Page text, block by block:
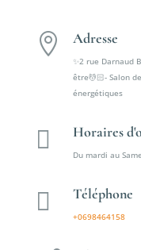
 Adresse
✨2 rue Darnaud
être💆🏻- Salon
énergétiques
 Horaires
Du mardi au
 Téléphone
+0698464158